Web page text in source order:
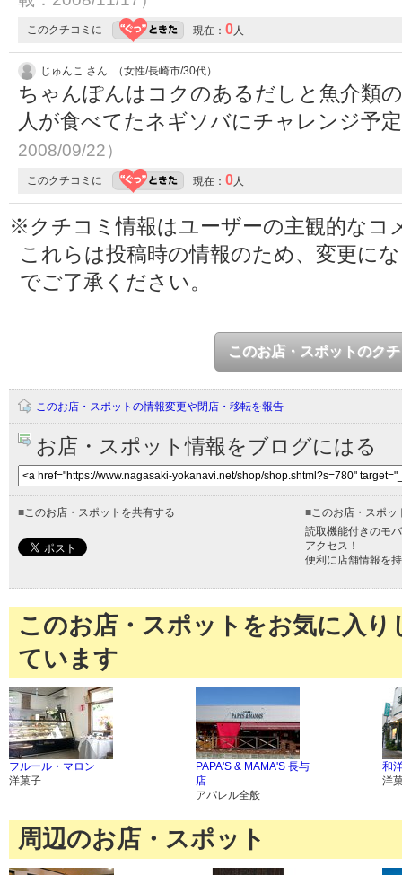
このクチコミに 現在： 0人
じゅんこ さん （女性/長崎市/30代）
ちゃんぽんはコクのあるだしと魚介類
人が食べてたネギソバにチャレンジ予
2008/09/22）
このクチコミに 現在： 0人
※クチコミ情報はユーザーの主観的なコ
これらは投稿時の情報のため、変更に
でご了承ください。
このお店・スポットのク
このお店・スポットの情報変更や閉店・移転を報告
お店・スポット情報をブログにはる
■このお店・スポットを共有する ■このお店・スポッ
読取機能付きのモ
アクセス！
便利に店舗情報を
このお店・スポットをお気に入
ています
フルール・マロン
洋菓子
PAPA'S & MAMA'S 長与
店
アパレル全般
和
洋
周辺のお店・スポット